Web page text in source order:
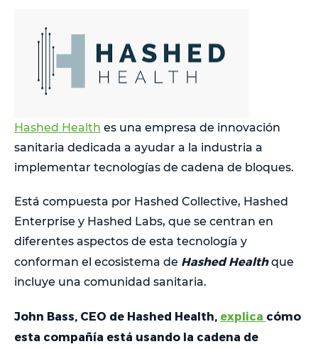
Hashed Health es una empresa de innovación
sanitaria dedicada a ayudar a la industria a
implementar tecnologías de cadena de bloques.
Está compuesta por Hashed Collective, Hashed
Enterprise y Hashed Labs, que se centran en
diferentes aspectos de esta tecnología y
conforman el ecosistema de Hashed Healthque
incluye una comunidad sanitaria.
John Bass, CEO de Hashed Health, explica cómo
esta compañía está usando la cadena de